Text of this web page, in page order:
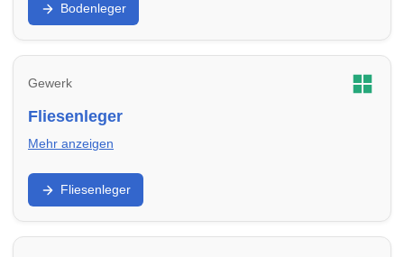
in Erftstadt für Neuverlegung und Sanierung.
Bodenleger
Gewerk
Fliesenleger
Mehr anzeigen
Bad, Küche, Boden und Abdichtung: Finde Fliesenleger in
Erftstadt für Neubau, Sanierung und Reparatur.
Fliesenleger